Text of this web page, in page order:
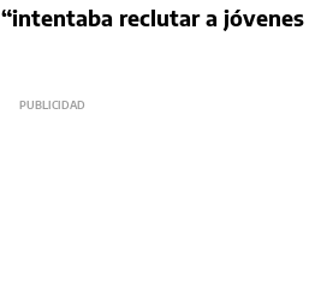
“intentaba reclutar a jóvenes